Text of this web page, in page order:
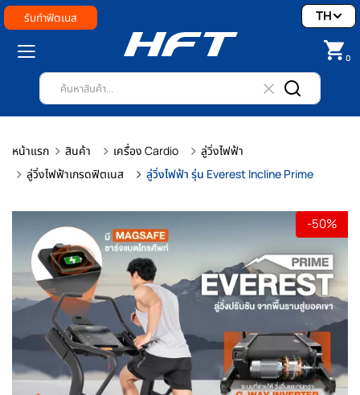
รับทำฟิตเนส
0
TH
หน้าแรก สินค้า เครื่อง Cardio
ลู่วิ่งไฟฟ้า
ลู่วิ่งไฟฟ้าเกรดฟิตเนส
ลู่วิ่งไฟฟ้า รุ่น Everest Incline Prime
-50%